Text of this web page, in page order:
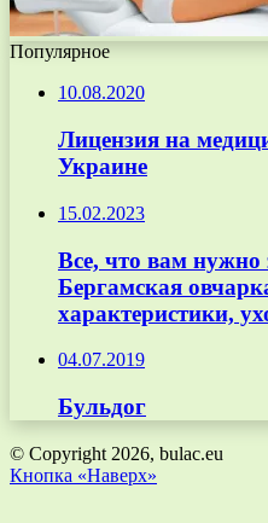
Популярное
10.08.2020
Лицензия на
Украине
15.02.2023
Все, что вам нужно
Бергамская
характеристики,
04.07.2019
Бульдог
© Copyright 2026, bulac.eu
Кнопка «Наверх»